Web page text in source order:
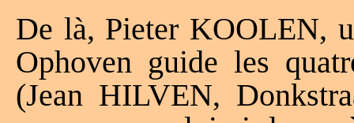
De là, Pieter KOOLEN,
Ophoven guide les
(Jean HILVEN,